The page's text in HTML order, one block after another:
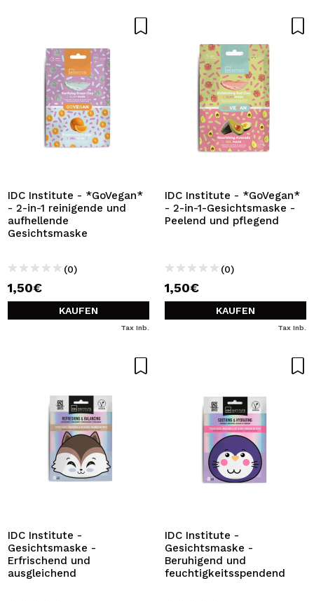
IDC Institute - *GoVegan*
- 2-in-1 reinigende und
aufhellende
Gesichtsmaske
(0)
1,50€
KAUFEN
Tax Inb.
IDC Institute - *GoVegan*
- 2-in-1-Gesichtsmaske -
Peelend und pflegend
(0)
1,50€
KAUFEN
Tax Inb.
IDC Institute -
Gesichtsmaske -
Erfrischend und
ausgleichend
IDC Institute -
Gesichtsmaske -
Beruhigend und
feuchtigkeitsspendend